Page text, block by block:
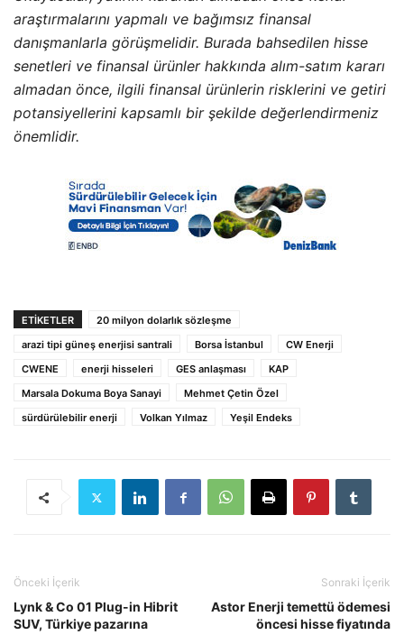
araştırmalarını yapmalı ve bağımsız finansal
danışmanlarla görüşmelidir. Burada bahsedilen hisse
senetleri ve finansal ürünler hakkında alım-satım kararı
almadan önce, ilgili finansal ürünlerin risklerini ve getiri
potansiyellerini kapsamlı bir şekilde değerlendirmeniz
önemlidir.
ETIKETLER
20 milyon dolarlık sözleşme
arazi tipi güneş enerjisi santrali
Borsa İstanbul
CW Enerji
CWENE
enerji hisseleri GES anlaşması
KAP
Marsala Dokuma Boya Sanayi
Mehmet Çetin Özel
sürdürülebilir enerji
Volkan Yılmaz Yeşil Endeks
Önceki İçerik
Lynk & Co 01 Plug-in Hibrit
SUV, Türkiye pazarına
Sonraki İçerik
Astor Enerji temettü ödemesi
öncesi hisse fiyatında